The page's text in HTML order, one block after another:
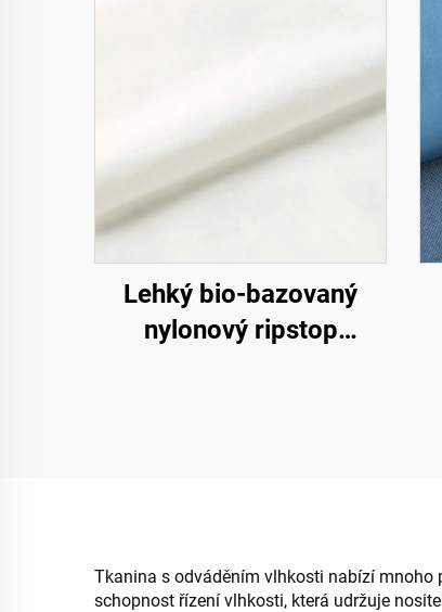
Lehký bio-bazovaný
nylonový ripstop
Tkanina s odváděním vlhkosti nabízí mnoho
schopnost řízení vlhkosti, která udržuje